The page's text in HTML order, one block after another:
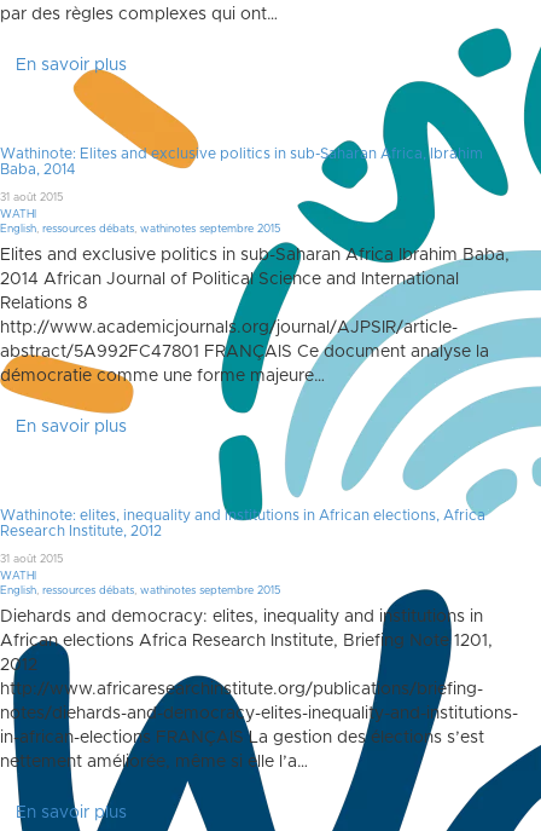
par des règles complexes qui ont…
En savoir plus
Wathinote: Elites and exclusive politics in sub-Saharan Africa, Ibrahim
Baba, 2014
31 août 2015
WATHI
English, ressources débats, wathinotes septembre 2015
Elites and exclusive politics in sub-Saharan Africa Ibrahim Baba,
2014 African Journal of Political Science and International
Relations 8
http://www.academicjournals.org/journal/AJPSIR/article-
abstract/5A992FC47801 FRANÇAIS Ce document analyse la
démocratie comme une forme majeure…
En savoir plus
Wathinote: elites, inequality and institutions in African elections, Africa
Research Institute, 2012
31 août 2015
WATHI
English, ressources débats, wathinotes septembre 2015
Diehards and democracy: elites, inequality and institutions in
African elections Africa Research Institute, Briefing Note 1201,
2012
http://www.africaresearchinstitute.org/publications/briefing-
notes/diehards-and-democracy-elites-inequality-and-institutions-
in-african-elections FRANÇAIS La gestion des élections s’est
nettement améliorée, même si elle l’a…
En savoir plus